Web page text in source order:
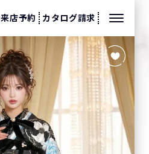
来店予約 カタログ請求